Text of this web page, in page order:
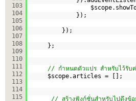
103
104
105
106
107
108
109
110
111
112
113
114
115
});
});
};
// กำหนดตัวแปร สำหรับไว้รับ
$scope.articles = [];
// สร้างฟังก์ชั่นสำหรับไปดึงข้